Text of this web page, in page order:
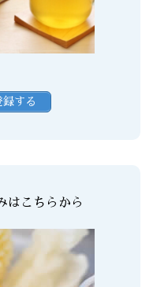
録する
はこちらから